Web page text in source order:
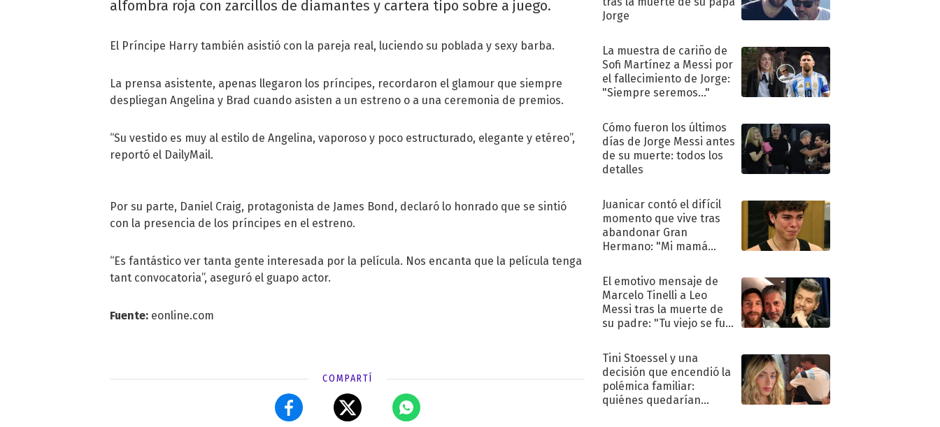
alfombra roja con zarcillos de diamantes y cartera tipo sobre a juego.
El Príncipe Harry también asistió con la pareja real, luciendo su poblada y sexy barba.
La prensa asistente, apenas llegaron los príncipes, recordaron el glamour que siempre
despliegan Angelina y Brad cuando asisten a un estreno o a una ceremonia de premios.
“Su vestido es muy al estilo de Angelina, vaporoso y poco estructurado, elegante y etéreo”,
reportó el DailyMail.
Por su parte, Daniel Craig, protagonista de James Bond, declaró lo honrado que se sintió
con la presencia de los príncipes en el estreno.
“Es fantástico ver tanta gente interesada por la película. Nos encanta que la película tenga
tant convocatoria”, aseguró el guapo actor.
Fuente: eonline.com
COMPARTÍ
Jorge
La muestra de cariño de
Sofi Martínez a Messi por
el fallecimiento de Jorge:
"Siempre seremos..."
Cómo fueron los últimos
días de Jorge Messi antes
de su muerte: todos los
detalles
Juanicar contó el difícil
momento que vive tras
abandonar Gran
Hermano: "Mi mamá
El emotivo mensaje de
Marcelo Tinelli a Leo
Messi tras la muerte de
su padre: "Tu viejo se fue
Tini Stoessel y una
decisión que encendió la
polémica familiar:
quiénes quedarían